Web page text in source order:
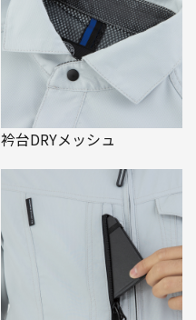
衿台DRYメッシュ